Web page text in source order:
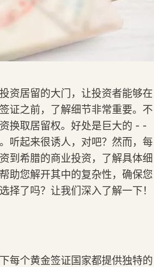
资居留的大门，让投资者能够在
证之前，了解细节非常重要。不
换取居留权。好处是巨大的 - -
听起来很诱人，对吧？然而，每
到希腊的商业投资，了解具体细
助您解开其中的复杂性，确保您
择了吗？让我们深入了解一下！
每个黄金签证国家都提供独特的